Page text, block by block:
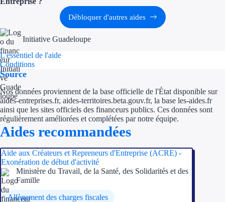
Aides Région
Aides Région
Couvertures
Aides Européennes
Débloquer d'autres aides
Initiative Guadeloupe
L'essentiel de l'aide
Conditions
Source
Nos données proviennent de la base officielle de l'État disponible sur
aides-entreprises.fr, aides-territoires.beta.gouv.fr, la base les-aides.fr
ainsi que les sites officiels des financeurs publics. Ces données sont
régulièrement améliorées et complétées par notre équipe.
Aides recommandées
Aide aux Créateurs et Repreneurs d'Entreprise (ACRE) -
Exonération de début d'activité
Ministère du Travail, de la Santé, des Solidarités et des
Famille
Allègement des charges fiscales